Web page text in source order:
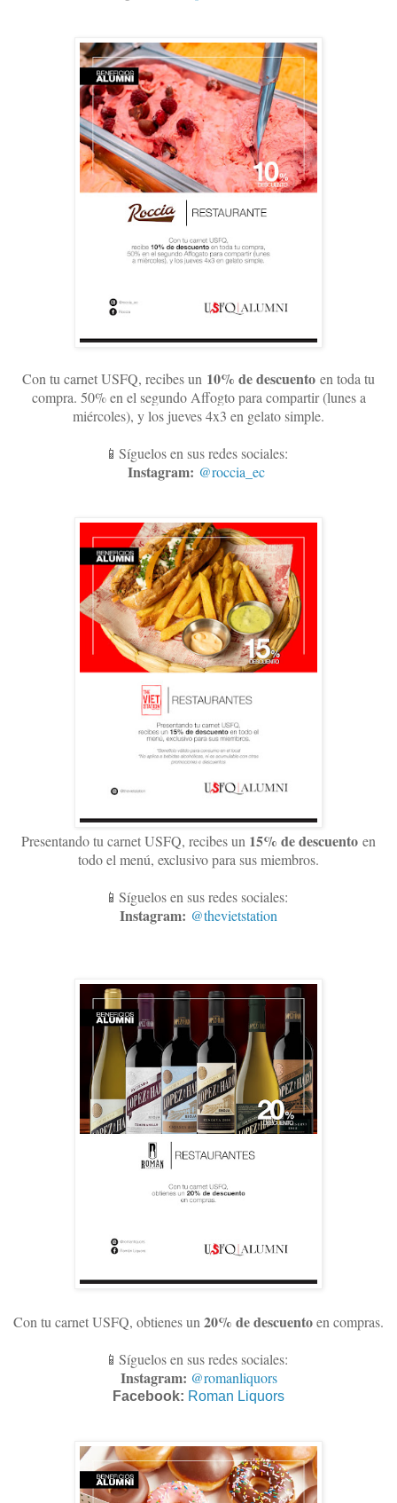
Con tu carnet USFQ, recibes un 10% de descuento en toda tu
compra. 50% en el segundo Affogto para compartir (lunes a
miércoles), y los jueves 4x3 en gelato simple.
📱Síguelos en sus redes sociales:
Instagram: @roccia_ec
Presentando tu carnet USFQ, recibes un 15% de descuento en
todo el menú, exclusivo para sus miembros.
📱Síguelos en sus redes sociales:
Instagram: @thevietstation
Con tu carnet USFQ, obtienes un20% de descuentoen compras.
📱Síguelos en sus redes sociales:
Instagram: @romanliquors
Facebook: Roman Liquors